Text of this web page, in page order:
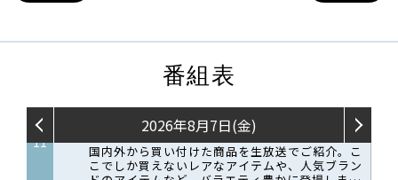
番組表